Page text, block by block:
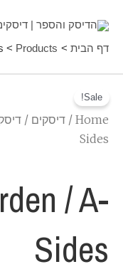
דף הבית Products
Sale!
Home
/ דיסקים /
Sides
/ A-
Sides